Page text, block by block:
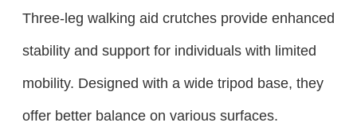
Three-leg walking aid crutches provide enhanced
stability and support for individuals with limited
mobility. Designed with a wide tripod base, they
offer better balance on various surfaces.